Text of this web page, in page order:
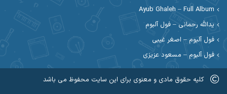
احمدرضا امرایی
ارسلان منصوری ارسی بند
اسماعیل منتی
اشکان ابرناک اشکان فتحی
Ayub Ghaleh – Full Album
یدالله رحمانی – فول آلبوم
فول آلبوم – اصغر غیبی
فول آلبوم – مسعود عزیزی
کلیه حقوق مادی و معنوی برای این سایت محفوظ می باشد